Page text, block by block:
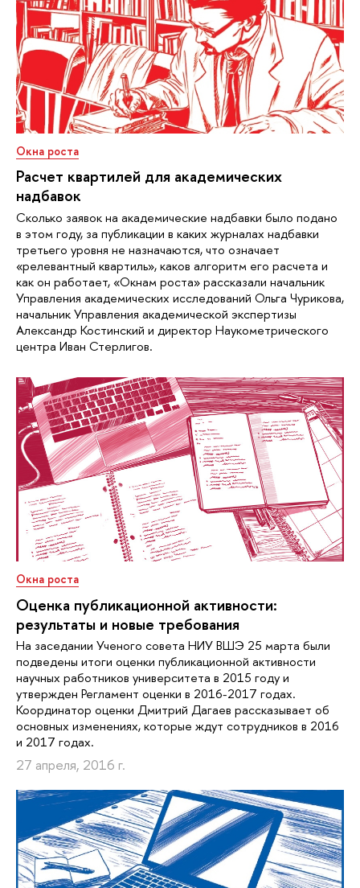
Окна роста
Расчет квартилей для академических
надбавок
Сколько заявок на академические надбавки было подано
в этом году, за публикации в каких журналах надбавки
третьего уровня не назначаются, что означает
«релевантный квартиль», каков алгоритм его расчета и
как он работает, «Окнам роста» рассказали начальник
Управления академических исследований Ольга Чурикова,
начальник Управления академической экспертизы
Александр Костинский и директор Наукометрического
центра Иван Стерлигов.
Окна роста
Оценка публикационной активности:
результаты и новые требования
На заседании Ученого совета НИУ ВШЭ 25 марта были
подведены итоги оценки публикационной активности
научных работников университета в 2015 году и
утвержден Регламент оценки в 2016-2017 годах.
Координатор оценки Дмитрий Дагаев рассказывает об
основных изменениях, которые ждут сотрудников в 2016
и 2017 годах.
27 апреля, 2016 г.